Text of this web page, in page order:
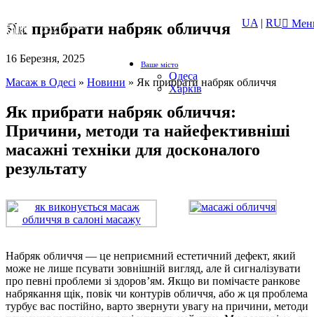
UA | RU
Ваше місто
Одеса
Харків
Як прибрати набряк обличчя
16 Березня, 2025
Масаж в Одесі » Новини » Як прибрати набряк обличчя
Як прибрати набряк обличчя:
Причини, методи та найефективніші
масажні техніки для досконалого
результату
Набряк обличчя — це неприємний естетичний дефект, який
може не лише псувати зовнішній вигляд, але й сигналізувати
про певні проблеми зі здоров’ям. Якщо ви помічаєте ранкове
набрякання щік, повік чи контурів обличчя, або ж ця проблема
турбує вас постійно, варто звернути увагу на причини, методи